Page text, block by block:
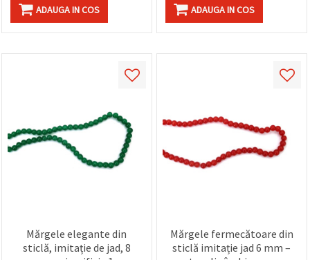
ADAUGA IN COS ADAUGA IN COS
Mărgele elegante din
sticlă, imitație de jad, 8
Mărgele fermecătoare din
sticlă imitație jad 6 mm –